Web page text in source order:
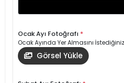
Ocak Ayı Fotoğrafı *
Ocak Ayında Yer Almasını
Görsel Yükle